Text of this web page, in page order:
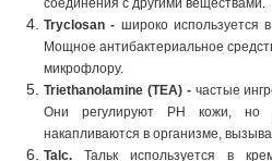
соединения с другими веществами.
Tryclosan - широко используется
Мощное антибактериальное
микрофлору.
Triethanolamine (TEA) - частые
Они регулируют PH кожи, но
накапливаются в организме,
Talc. Тальк используется в